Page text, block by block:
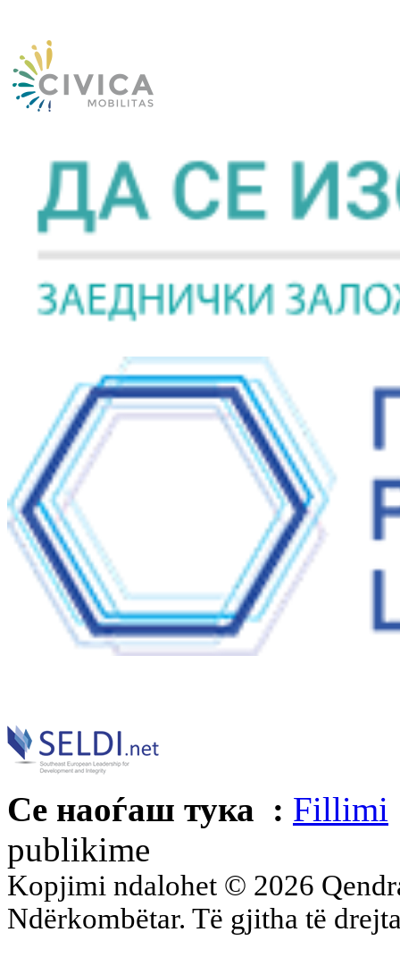
Се наоѓаш тука : Fillimi
publikime
Kopjimi ndalohet © 2026
Ndërkombëtar. Të gjitha të